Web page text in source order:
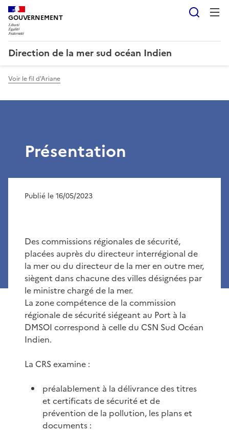
GOUVERNEMENT
Direction de la mer sud océan Indien
Voir le fil d'Ariane
Présentation
Publié le 16/05/2023
Des commissions régionales de sécurité,
placées auprès du directeur interrégional de
la mer ou du directeur de la mer en outre mer,
siègent dans chacune des villes désignées par
le ministre chargé de la mer.
La zone compétence de la commission
régionale de sécurité siégeant au Port à la
DMSOI correspond à celle du CSN Sud Océan
Indien.
La CRS examine :
préalablement à la délivrance des titres
et certificats de sécurité et de
prévention de la pollution, les plans et
documents :